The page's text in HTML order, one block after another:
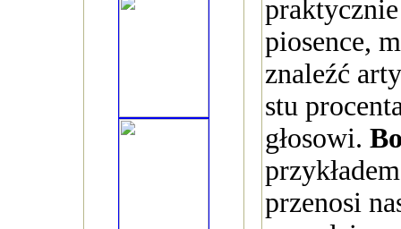
piosence,
znaleźć
stu
głosowi.
przenosi